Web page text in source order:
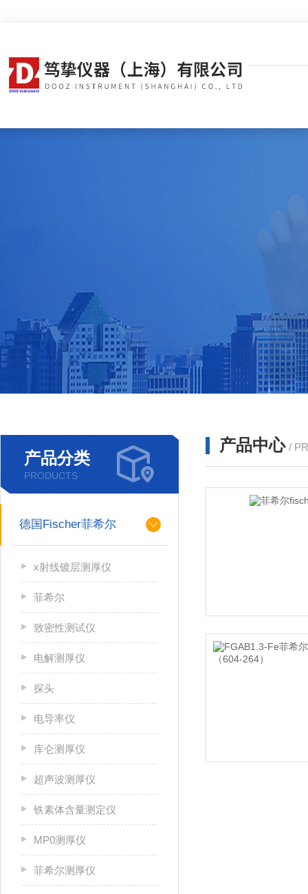
产品分类
PRODUCTS
德国Fischer菲希尔
x射线镀层测厚仪
菲希尔
致密性测试仪
电解测厚仪
探头
电导率仪
库仑测厚仪
超声波测厚仪
铁素体含量测定仪
MP0测厚仪
菲希尔测厚仪
产品中心 /